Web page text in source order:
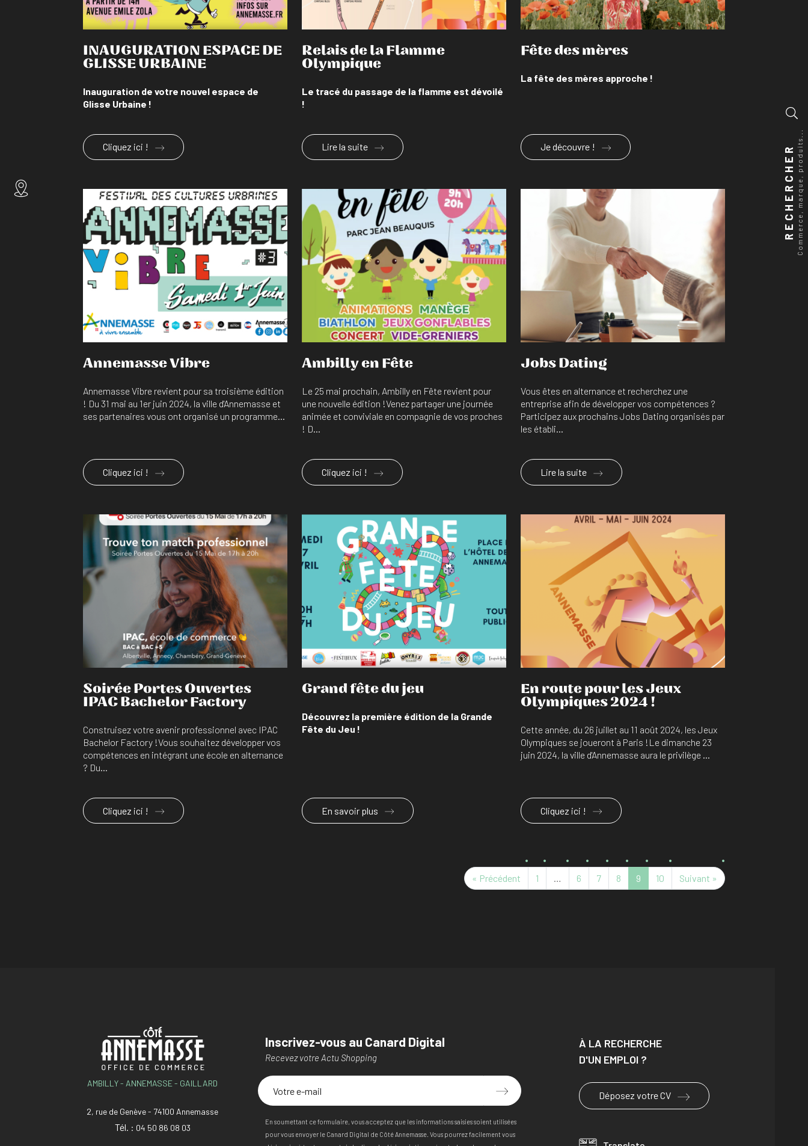
RECHERCHERCommerce, marque, produits...
INAUGURATION ESPACE DE
GLISSE URBAINE
Inauguration de votre nouvel espace de
Glisse Urbaine !
Cliquez ici !
Relais de la Flamme
Olympique
Le tracé du passage de la flamme est dévoilé
!
Lire la suite
Fête des mères
La fête des mères approche !
Je découvre !
En savoir plus
Annemasse Vibre
Annemasse Vibre revient pour sa troisième édition
! Du 31 mai au 1er juin 2024, la ville d'Annemasse et
ses partenaires vous ont organisé un programme...
Cliquez ici !
En savoir plus
Ambilly en Fête
Le 25 mai prochain, Ambilly en Fête revient pour
une nouvelle édition !Venez partager une journée
animée et conviviale en compagnie de vos proches
! D...
Cliquez ici !
En savoir plus
Jobs Dating
Vous êtes en alternance et recherchez une
entreprise afin de développer vos compétences ?
Participez aux prochains Jobs Dating organisés par
les établi...
Lire la suite
En savoir plus
Soirée Portes Ouvertes
IPAC Bachelor Factory
Construisez votre avenir professionnel avec IPAC
Bachelor Factory !Vous souhaitez développer vos
compétences en intégrant une école en alternance
? Du...
Cliquez ici !
En savoir plus
Grand fête du jeu
Découvrez la première édition de la Grande
Fête du Jeu !
En savoir plus
En savoir plus
En route pour les Jeux
Olympiques 2024 !
Cette année, du 26 juillet au 11 août 2024, les Jeux
Olympiques se joueront à Paris !Le dimanche 23
juin 2024, la ville d'Annemasse aura le privilège ...
Cliquez ici !
« Précédent 1 … 6 7 8 9 10 Suivant »
AMBILLY - ANNEMASSE - GAILLARD
2, rue de Genève - 74100 Annemasse
Tél. : 04 50 86 08 03
Inscrivez-vous au Canard Digital
Recevez votre Actu Shopping
En soumettant ce formulaire, vous acceptez que les informations saisies soient utilisées
pour vous envoyer le Canard Digital de Côté Annemasse. Vous pourrez facilement vous
À LA RECHERCHE
D'UN EMPLOI ?
Déposez votre CV